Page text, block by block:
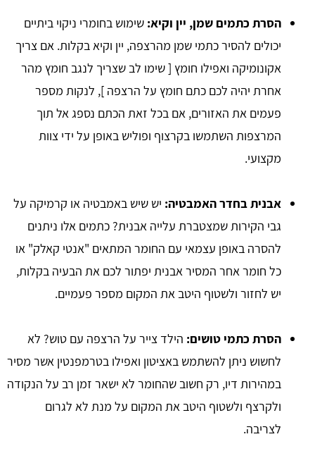
הסרת כתמים שמן, יין וקיא: שימוש בחומרי ניקוי ביתיים
יכולים להסיר כתמי שמן מהרצפה, יין וקיא בקלות. אם צריך
אקונומיקה ואפילו חומץ [ שימו לב שצריך לנגב חומץ מהר
אחרת יהיה לכם כתם חומץ על הרצפה ], לנקות מספר
פעמים את האזורים, אם בכל זאת הכתם נספג אל תוך
המרצפות השתמשו בקרצוף ופוליש באופן על ידי צוות
מקצועי.
אבנית בחדר האמבטיה: יש שיש באמבטיה או קרמיקה על
גבי הקירות שמצטברת עלייה אבנית? כתמים אלו ניתנים
להסרה באופן עצמאי עם החומר המתאים "אנטי קאלק" או
כל חומר אחר המסיר אבנית יפתור לכם את הבעיה בקלות,
יש לחזור ולשטוף היטב את המקום מספר פעמיים.
הסרת כתמי טושים: הילד צייר על הרצפה עם טוש? לא
לחשוש ניתן להשתמש באציטון ואפילו בטרמפנטין אשר מסיר
במהירות דיו, רק חשוב שהחומר לא ישאר זמן רב על הנקודה
ולקרצף ולשטוף היטב את המקום על מנת לא לגרום
לצריבה.